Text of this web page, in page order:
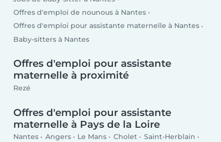
Offres d'emploi de nounous à Nantes
Offres d'emploi pour assistante maternelle à Nantes
Baby-sitters à Nantes
Offres d'emploi pour assistante
maternelle à proximité
Rezé
Offres d'emploi pour assistante
maternelle à Pays de la Loire
Nantes Angers Le Mans Cholet
Saint-Herblain